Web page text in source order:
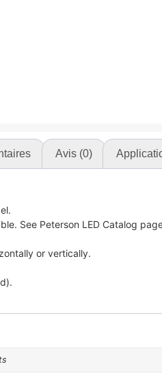
Avis (0)
See Peterson LED Catalog
or vertically.